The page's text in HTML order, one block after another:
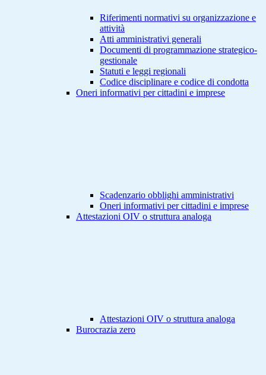
Riferimenti normativi su organizzazione e
attività
Atti amministrativi generali
Documenti di programmazione strategico-
gestionale
Statuti e leggi regionali
Codice disciplinare e codice di condotta
Oneri informativi per cittadini e imprese
Scadenzario obblighi amministrativi
Oneri informativi per cittadini e imprese
Attestazioni OIV o struttura analoga
Attestazioni OIV o struttura analoga
Burocrazia zero